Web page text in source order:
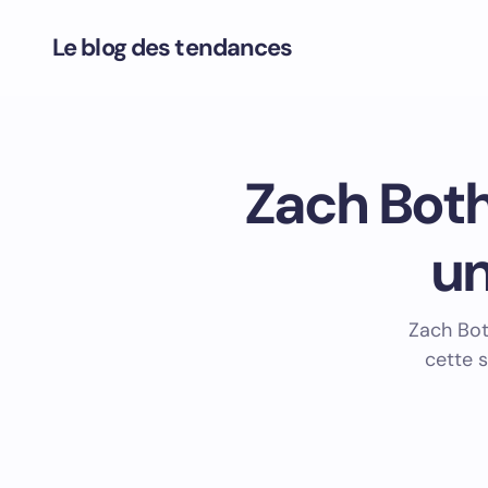
Le blog des tendances
Zach
Zach
cette